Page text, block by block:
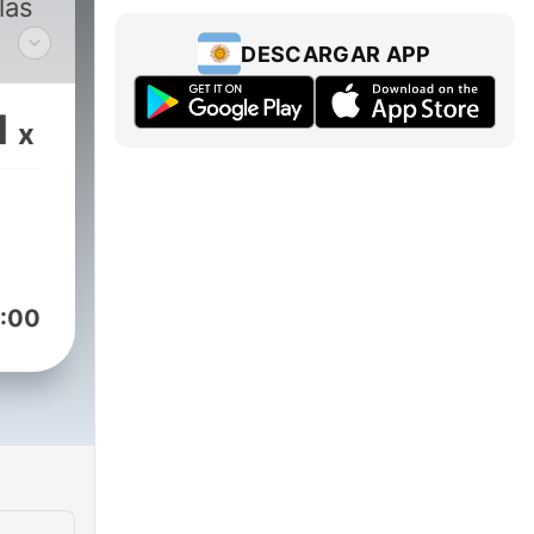
x
DESCARGAR APP